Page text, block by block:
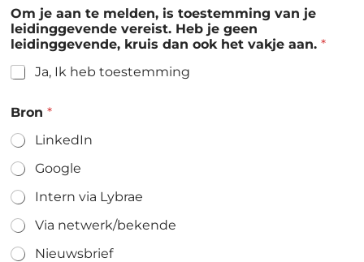
Om je aan te melden, is toestemming van je
leidinggevende vereist. Heb je geen
leidinggevende, kruis dan ook het vakje aan. *
Ja, Ik heb toestemming
Bron *
LinkedIn
Google
Intern via Lybrae
Via netwerk/bekende
Nieuwsbrief